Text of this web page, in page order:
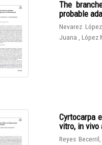
The
probable
Nevarez
Juana , López
Cyrtocarpa
vitro, in vivo
Reyes